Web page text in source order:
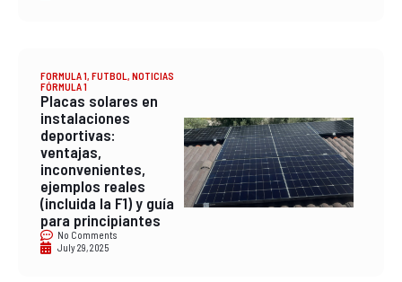
FORMULA 1, FUTBOL, NOTICIAS
FÓRMULA 1
Placas solares en
instalaciones
deportivas:
ventajas,
inconvenientes,
ejemplos reales
(incluida la F1) y guía
para principiantes
No Comments
July 29, 2025